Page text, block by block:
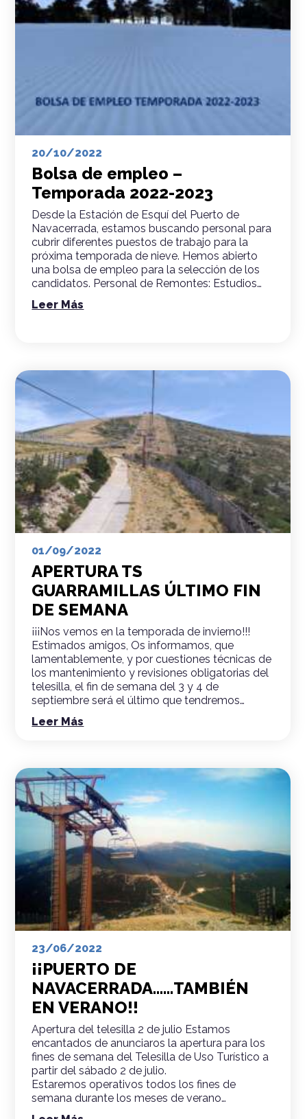
20/10/2022
Bolsa de empleo –
Temporada 2022-2023
Desde la Estación de Esquí del Puerto de
Navacerrada, estamos buscando personal para
cubrir diferentes puestos de trabajo para la
próxima temporada de nieve. Hemos abierto
una bolsa de empleo para la selección de los
candidatos. Personal de Remontes: Estudios…
Leer Más
01/09/2022
APERTURA TS
GUARRAMILLAS ÚLTIMO FIN
DE SEMANA
¡¡¡Nos vemos en la temporada de invierno!!!
Estimados amigos, Os informamos, que
lamentablemente, y por cuestiones técnicas de
los mantenimiento y revisiones obligatorias del
telesilla, el fin de semana del 3 y 4 de
septiembre será el último que tendremos…
Leer Más
23/06/2022
¡¡PUERTO DE
NAVACERRADA……TAMBIÉN
EN VERANO!!
Apertura del telesilla 2 de julio Estamos
encantados de anunciaros la apertura para los
fines de semana del Telesilla de Uso Turístico a
partir del sábado 2 de julio.
Estaremos operativos todos los fines de
semana durante los meses de verano…